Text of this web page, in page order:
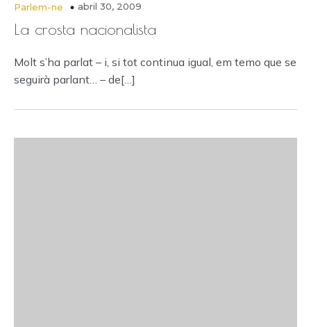
Parlem-ne abril 30, 2009
La crosta nacionalista
Molt s’ha parlat – i, si tot continua igual, em temo que se
seguirà parlant… – de[…]